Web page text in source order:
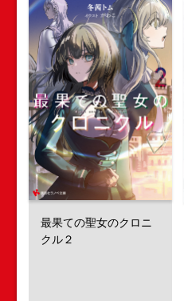
最果ての聖女のクロニ
クル２